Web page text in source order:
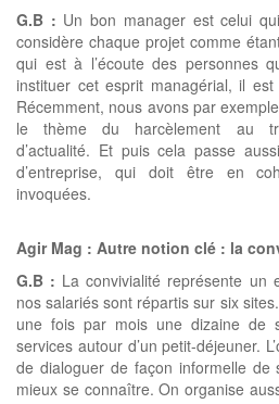
G.B : Un bon manager est celui
considère chaque projet comme
qui est à l’écoute des personnes
instituer cet esprit managérial, il est
Récemment, nous avons par
le thème du harcèlement au
d’actualité. Et puis cela passe
d’entreprise, qui doit être en
invoquées.
Agir Mag : Autre notion clé : la
G.B : La convivialité représente un
nos salariés sont répartis sur six
une fois par mois une dizaine de
services autour d’un petit-déjeuner.
de dialoguer de façon informelle de
mieux se connaître. On organise